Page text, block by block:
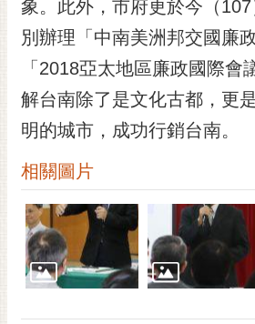
訂
子
報
市
民
信
箱
English
日
象。此外，市府更於今（
別辦理「中南美洲邦交國廉
「2018亞太地區廉政國際會
解台南除了是文化古都，更
明的城市，成功行銷台南。
相關圖片